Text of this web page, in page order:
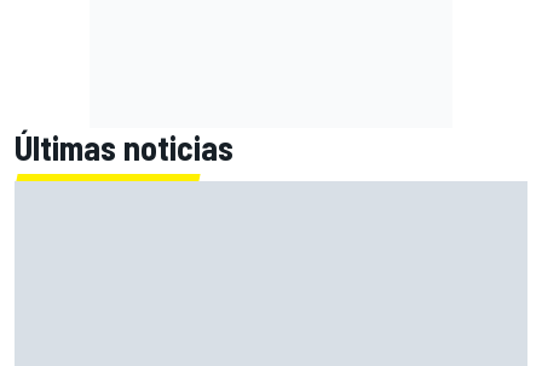
Últimas noticias